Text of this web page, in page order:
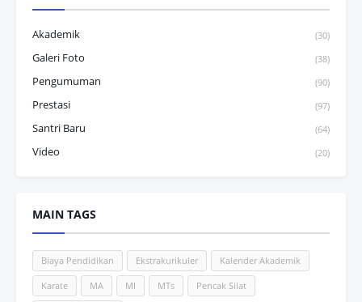
Akademik (30)
Galeri Foto (38)
Pengumuman (90)
Prestasi (97)
Santri Baru (64)
Video (20)
MAIN TAGS
Biaya Pendidikan Ekstrakurikuler Kalender Akademik
Karate MA MI MTs Pencak Silat